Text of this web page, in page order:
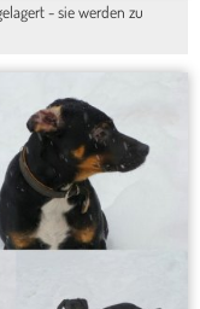
- sie werden zu